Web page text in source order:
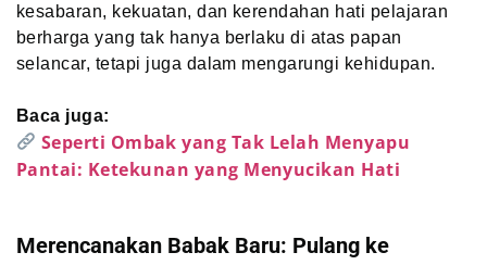
kesabaran, kekuatan, dan kerendahan hati pelajaran
berharga yang tak hanya berlaku di atas papan
selancar, tetapi juga dalam mengarungi kehidupan.
Baca juga:
Seperti Ombak yang Tak Lelah Menyapu
Pantai: Ketekunan yang Menyucikan Hati
Merencanakan Babak Baru: Pulang ke